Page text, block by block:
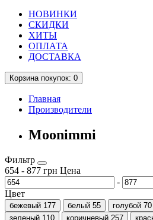
НОВИНКИ
СКИДКИ
ХИТЫ
ОПЛАТА
ДОСТАВКА
Корзинапокупок: 0
Главная
Производители
Moonimmi
Фильтр
654 - 877 грн Цена
-
Цвет
бежевый 177 белый 55 голубой 70
зеленый 110 коричневый 257